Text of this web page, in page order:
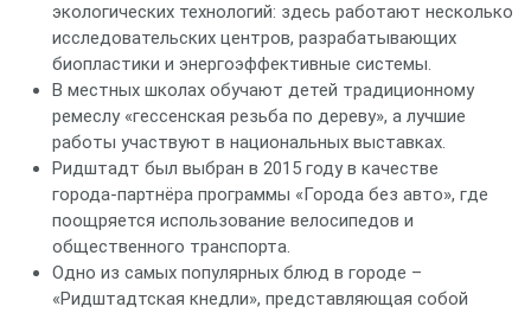
экологических технологий: здесь работают несколько
исследовательских центров, разрабатывающих
биопластики и энергоэффективные системы.
В местных школах обучают детей традиционному
ремеслу «гессенская резьба по дереву», а лучшие
работы участвуют в национальных выставках.
Ридштадт был выбран в 2015 году в качестве
города‑партнёра программы «Города без авто», где
поощряется использование велосипедов и
общественного транспорта.
Одно из самых популярных блюд в городе –
«Ридштадтская кнедли», представляющая собой